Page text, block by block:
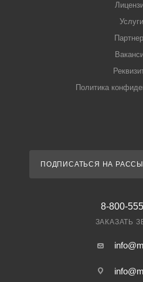
Услуги
Политика
ПОДПИСАТЬСЯ НА
8-800-
ЗАКАЗАТЬ